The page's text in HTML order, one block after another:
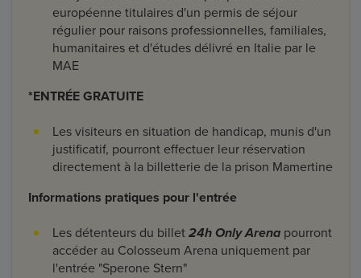
européenne titulaires d'un permis de séjour
régulier pour raisons professionnelles, familiales,
humanitaires et d'études délivré en Italie par le
MAE
*ENTRÉE GRATUITE
Les visiteurs en situation de handicap, munis d'un
justificatif, pourront effectuer leur réservation
directement à la billetterie de la prison Mamertine
Informations pratiques pour l'entrée
Les détenteurs du billet 24h Only Arena pourront
accéder au Colosseum Arena uniquement par
l'entrée "Sperone Stern"